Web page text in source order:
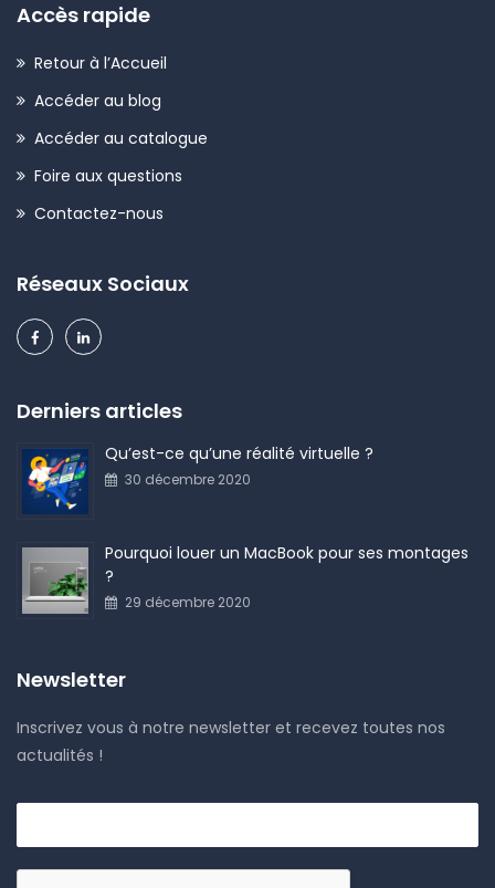
Accès rapide
Retour à l’Accueil
Accéder au blog
Accéder au catalogue
Foire aux questions
Contactez-nous
Réseaux Sociaux
Derniers articles
Qu’est-ce qu’une réalité virtuelle ?
30 décembre 2020
Pourquoi louer un MacBook pour ses montages
?
29 décembre 2020
Newsletter
Inscrivez vous à notre newsletter et recevez toutes nos
actualités !